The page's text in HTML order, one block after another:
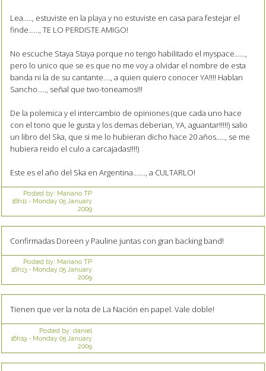
Lea....., estuviste en la playa y no estuviste en casa para festejar el
finde......, TE LO PERDISTE AMIGO!
No escuche Staya Staya porque no tengo habilitado el myspace......,
pero lo unico que se es que no me voy a olvidar el nombre de esta
banda ni la de su cantante...., a quien quiero conocer YA!!!! Hablan
Sancho....., señal que two-toneamos!!!
De la polemica y el intercambio de opiniones (que cada uno hace
con el tono que le gusta y los demas deberian, YA, aguantar!!!!!) salio
un libro del Ska, que si me lo hubieran dicho hace 20 años....., se me
hubiera reido el culo a carcajadas!!!!)
Este es el año del Ska en Argentina......., a CULTARLO!
Posted by: Mariano TP
16h11- Monday 05 January
2009
Confirmadas Doreen y Pauline juntas con gran backing band!
Posted by: Mariano TP
16h13- Monday 05 January
2009
Tienen que ver la nota de La Nación en papel. Vale doble!
Posted by: daniel
16h19- Monday 05 January
2009